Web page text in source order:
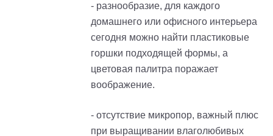
- разнообразие, для каждого
домашнего или офисного интерьера
сегодня можно найти пластиковые
горшки подходящей формы, а
цветовая палитра поражает
воображение.
- отсутствие микропор, важный плюс
при выращивании влаголюбивых